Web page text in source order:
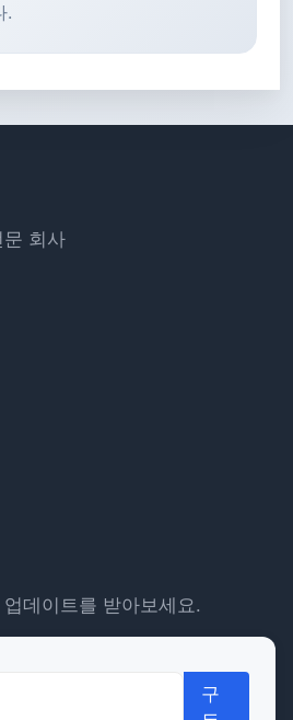
.
회사
데이트를 받아보세요.
구